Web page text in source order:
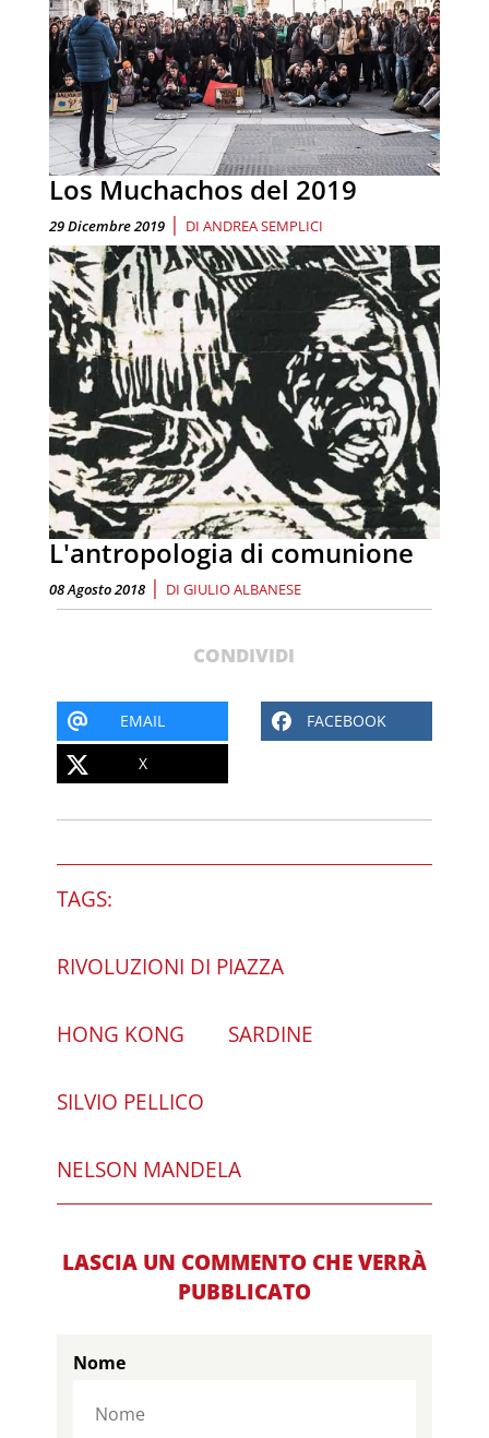
Los Muchachos del 2019
29 Dicembre 2019 | DI ANDREA SEMPLICI
L'antropologia di comunione
08 Agosto 2018 | DI GIULIO ALBANESE
CONDIVIDI
EMAIL FACEBOOK
X
TAGS:
RIVOLUZIONI DI PIAZZA
HONG KONG SARDINE
SILVIO PELLICO
NELSON MANDELA
LASCIA UN COMMENTO CHE VERRÀ
PUBBLICATO
Nome